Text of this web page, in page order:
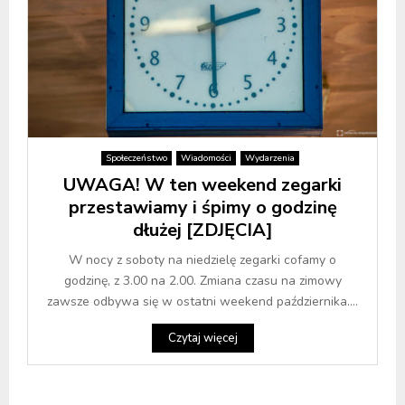
Społeczeństwo Wiadomości Wydarzenia
UWAGA! W ten weekend zegarki
przestawiamy i śpimy o godzinę
dłużej [ZDJĘCIA]
W nocy z soboty na niedzielę zegarki cofamy o
godzinę, z 3.00 na 2.00. Zmiana czasu na zimowy
zawsze odbywa się w ostatni weekend października....
Czytaj więcej